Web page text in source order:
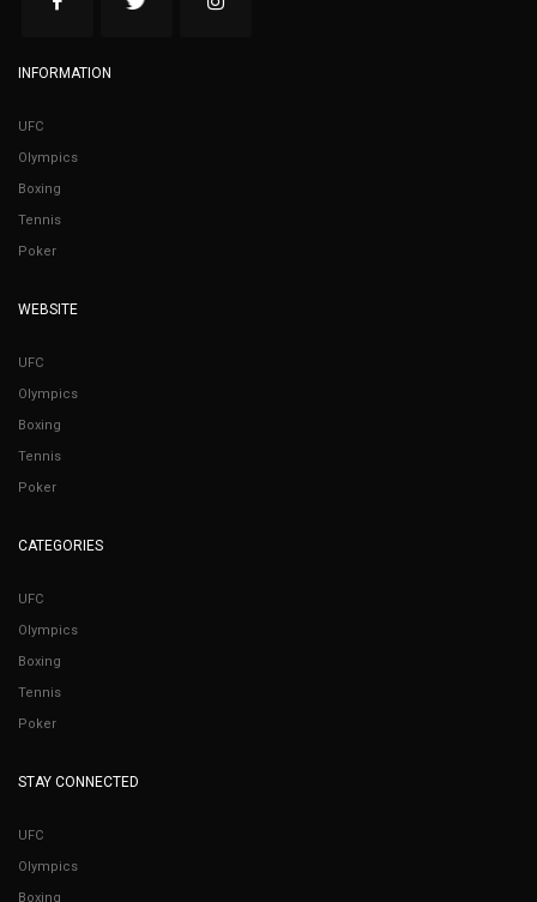
INFORMATION
UFC
Olympics
Boxing
Tennis
Poker
WEBSITE
UFC
Olympics
Boxing
Tennis
Poker
CATEGORIES
UFC
Olympics
Boxing
Tennis
Poker
STAY CONNECTED
UFC
Olympics
Boxing